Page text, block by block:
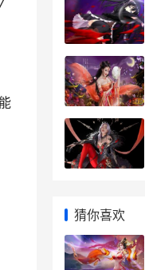
猜你喜欢